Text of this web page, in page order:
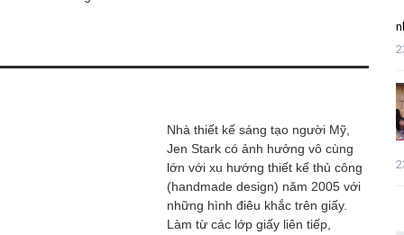
Nhà thiết kế sáng tạo người Mỹ,
Jen Stark có ảnh hưởng vô cùng
lớn với xu hướng thiết kế thủ công
(handmade design) năm 2005 với
những hình điêu khắc trên giấy.
Làm từ các lớp giấy liên tiếp,